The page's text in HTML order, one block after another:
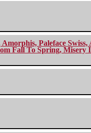
Paleface
Fall To Spring, Misery